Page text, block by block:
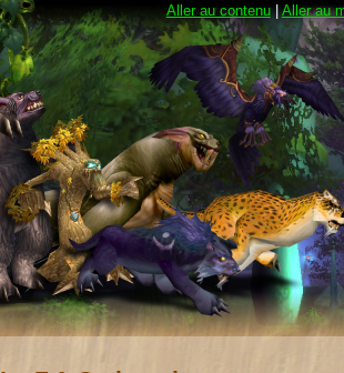
Aller au contenu|Aller au